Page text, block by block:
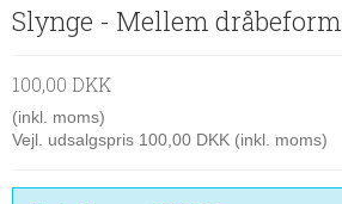
Slynge - Mellem dråbeform
100,00 DKK
(inkl. moms)
Vejl. udsalgspris 100,00 DKK (inkl. moms)